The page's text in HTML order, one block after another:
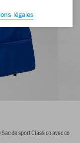
Sac de sport Classico avec
légales